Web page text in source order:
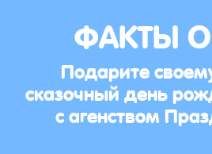
ФАКТЫ
Подарите
сказочный день
с агенством